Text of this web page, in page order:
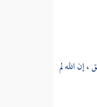
الله لم